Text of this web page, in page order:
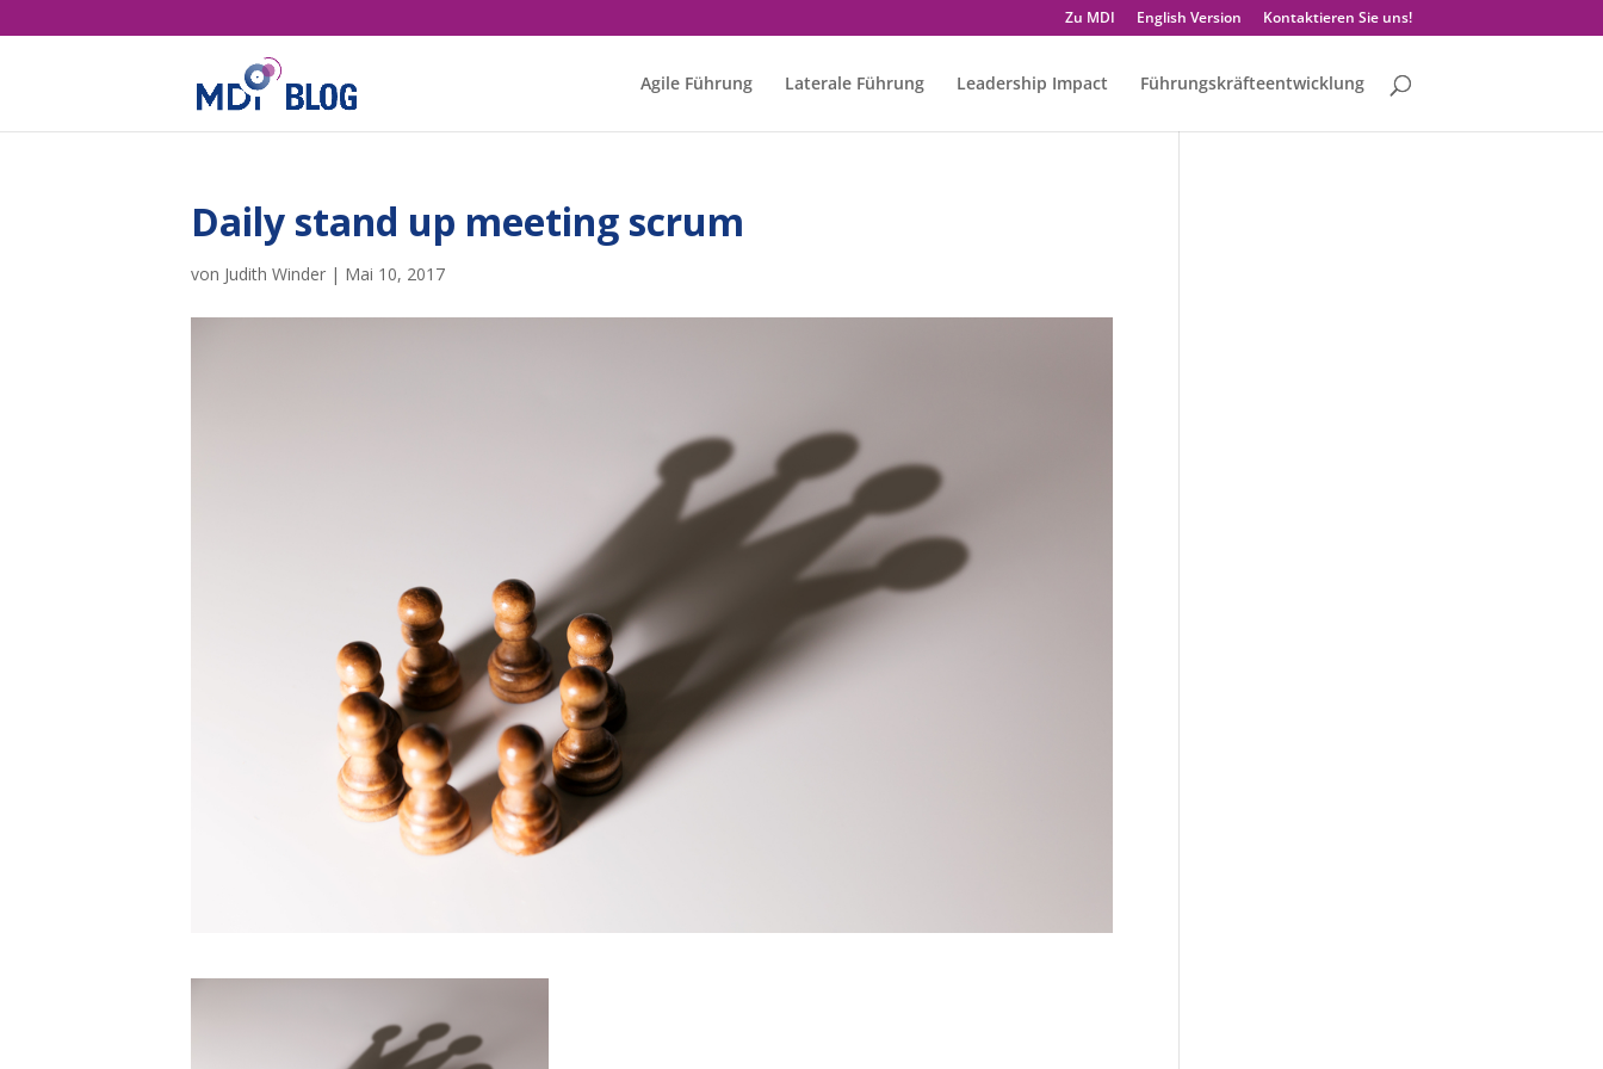
Zu MDI English Version Kontaktieren Sie uns!
Agile Führung Laterale Führung Leadership Impact Führungskräfteentwicklung
Daily stand up meeting scrum
von Judith Winder | Mai 10, 2017